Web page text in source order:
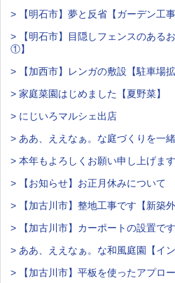
> 【明石市】夢と反省【ガーデン工
> 【明石市】目隠しフェンスのある
①】
> 【加西市】レンガの敷設【駐車場
> 家庭菜園はじめました【夏野菜】
> にじいろマルシェ出店
> ああ、ええなぁ。な庭づくりを一
> 本年もよろしくお願い申し上げます
> 【お知らせ】お正月休みについて
> 【加古川市】整地工事です【新築
> 【加古川市】カーポートの設置で
> ああ、ええなぁ。な和風庭園【イン
> 【加古川市】平板を使ったアプロ